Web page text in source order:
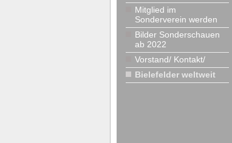
Mitglied im
Sonderverein werden
Bilder Sonderschauen
ab 2022
Vorstand/ Kontakt/
Bielefelder weltweit